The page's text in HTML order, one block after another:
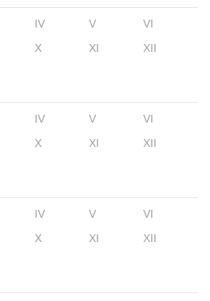
IV V
VI
X XI XII
IV V
VI
X XI XII
IV V
VI
X XI XII